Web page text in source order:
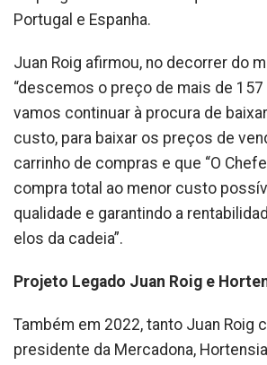
Portugal e Espanha.
Juan Roig afirmou, no decorrer do
“descemos o preço de mais de
vamos continuar à procura de
custo, para baixar os preços de
carrinho de compras e que “O
compra total ao menor custo
qualidade e garantindo a
elos da cadeia”.
Projeto Legado Juan Roig e
Também em 2022, tanto Juan Roig
presidente da Mercadona,